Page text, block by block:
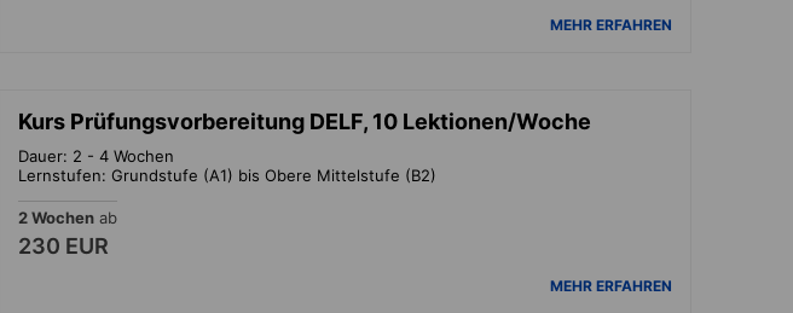
MEHR ERFAHREN
Kurs Prüfungsvorbereitung DELF, 10 Lektionen/Woche
Dauer: 2 - 4 Wochen
Lernstufen: Grundstufe (A1) bis Obere Mittelstufe (B2)
2 Wochen ab
230 EUR
MEHR ERFAHREN